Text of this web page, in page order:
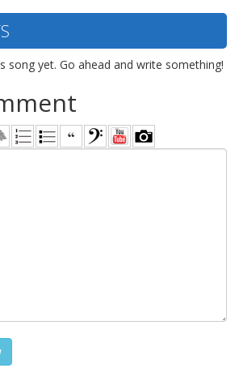
song yet. Go ahead and write something!